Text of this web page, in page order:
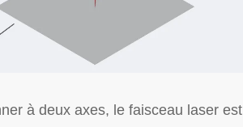
à deux axes, le faisceau laser est